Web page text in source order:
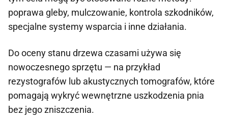
poprawa gleby, mulczowanie, kontrola szkodników,
specjalne systemy wsparcia i inne działania.
Do oceny stanu drzewa czasami używa się
nowoczesnego sprzętu — na przykład
rezystografów lub akustycznych tomografów, które
pomagają wykryć wewnętrzne uszkodzenia pnia
bez jego zniszczenia.